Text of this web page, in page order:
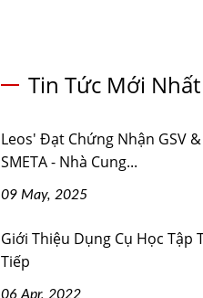
Tin Tức Mới Nhất
Leos' Đạt Chứng Nhận GSV &
SMETA - Nhà Cung...
09 May, 2025
Giới Thiệu Dụng Cụ Học Tập
Tiếp
06 Apr, 2022